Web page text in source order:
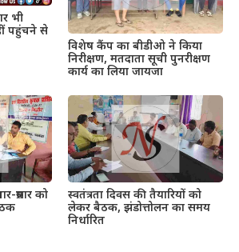
भी
पहुंचने से
विशेष कैंप का बीडीओ ने किया
निरीक्षण, मतदाता सूची पुनरीक्षण
कार्य का लिया जायजा
प्रसार को
स्वतंत्रता दिवस की तैयारियों को
लेकर बैठक, झंडोत्तोलन का समय
निर्धारित